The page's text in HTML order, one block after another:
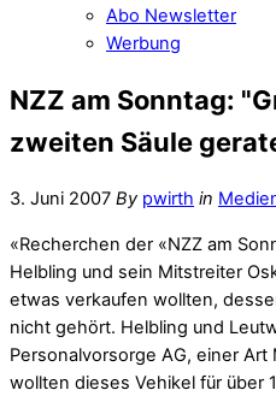
Abo Newsletter
Werbung
NZZ am Sonntag:
zweiten Säule
3. Juni 2007 By pwirth in
«Recherchen der «NZZ am
Helbling und sein Mitstreiter
etwas verkaufen wollten,
nicht gehört. Helbling und
Personalvorsorge AG, einer
wollten dieses Vehikel für über